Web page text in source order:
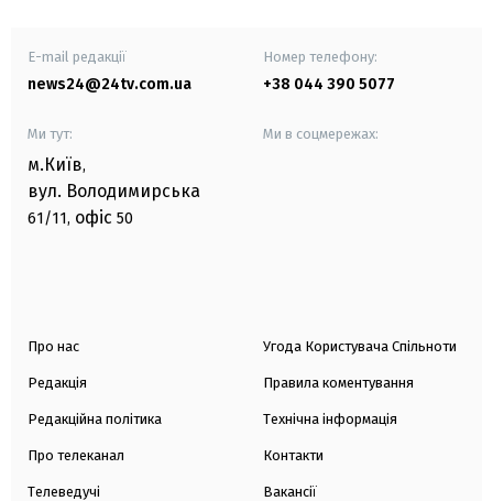
E-mail редакції
news24@24tv.com.ua
Номер телефону:
+38 044 390 5077
Ми тут:
м.Київ,
вул. Володимирська
61/11, офіс 50
Ми в соцмережах:
Про нас
Редакція
Редакційна політика
Про телеканал
Телеведучі
Угода Користувача Спільноти
Правила коментування
Технічна інформація
Контакти
Вакансії